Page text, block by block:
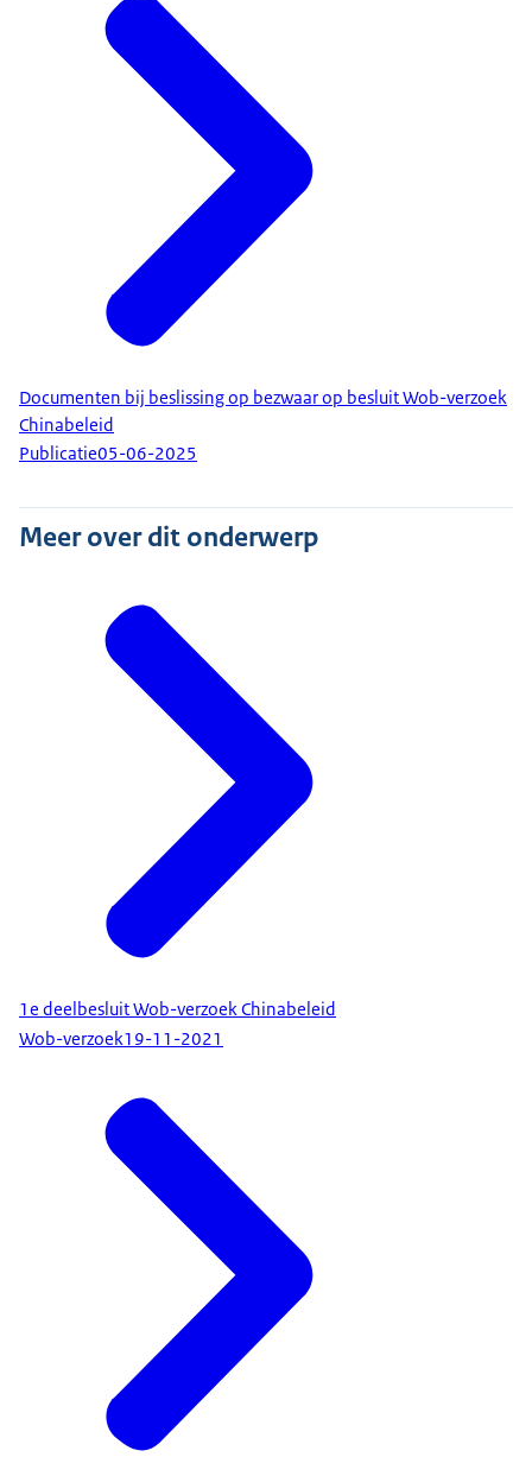
Documenten bij beslissing op bezwaar op besluit Wob-verzoek
Chinabeleid
Publicatie05-06-2025
Meer over dit onderwerp
1e deelbesluit Wob-verzoek Chinabeleid
Wob-verzoek19-11-2021